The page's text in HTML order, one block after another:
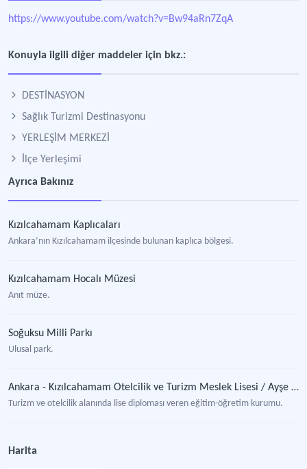
https://www.youtube.com/watch?v=Bw94aRn7ZqA
Konuyla ilgili diğer maddeler için bkz.:
DESTİNASYON
Sağlık Turizmi Destinasyonu
YERLEŞİM MERKEZİ
İlçe Yerleşimi
Ayrıca Bakınız
Kızılcahamam Kaplıcaları
Ankara’nın Kızılcahamam ilçesinde bulunan kaplıca bölgesi.
Kızılcahamam Hocalı Müzesi
Anıt müze.
Soğuksu Milli Parkı
Ulusal park.
Ankara - Kızılcahamam Otelcilik ve Turizm Meslek Lisesi / Ayşe Bezci Otelcilik ve Turizm Meslek Lisesi
Turizm ve otelcilik alanında lise diploması veren eğitim-öğretim kurumu.
Harita